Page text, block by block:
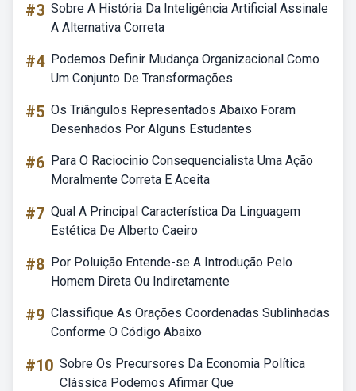
#3 Sobre A História Da Inteligência Artificial Assinale
A Alternativa Correta
#4 Podemos Definir Mudança Organizacional Como
Um Conjunto De Transformações
#5 Os Triângulos Representados Abaixo Foram
Desenhados Por Alguns Estudantes
#6 Para O Raciocinio Consequencialista Uma Ação
Moralmente Correta E Aceita
#7 Qual A Principal Característica Da Linguagem
Estética De Alberto Caeiro
#8 Por Poluição Entende-se A Introdução Pelo
Homem Direta Ou Indiretamente
#9 Classifique As Orações Coordenadas Sublinhadas
Conforme O Código Abaixo
#10 Sobre Os Precursores Da Economia Política
Clássica Podemos Afirmar Que